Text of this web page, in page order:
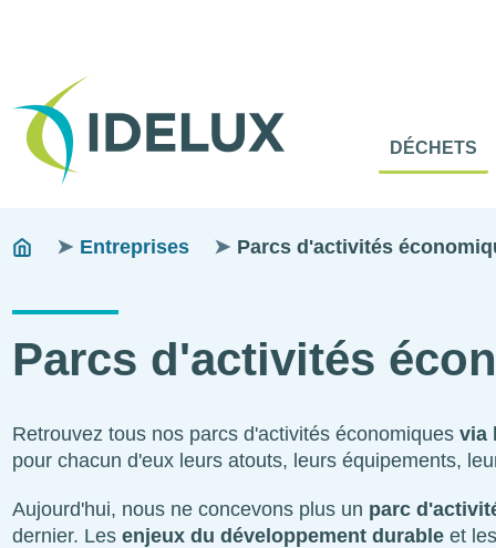
Tête
Menu
DÉCHETS
Fils
You
Entreprises Parcs d'activités
Parcs d'activités
Retrouvez tous nos parcs d'activités économiquesvia
pour chacun d'eux leurs atouts, leurs équipements,
Aujourd'hui, nous ne concevons plus un parc
dernier. Lesenjeux du développement durableet